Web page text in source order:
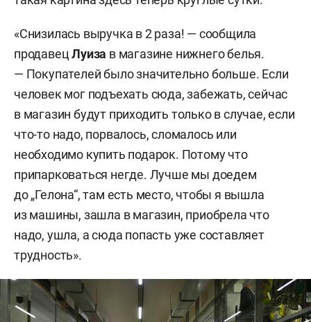
«Снизилась выручка в 2 раза! — сообщила
продавецЛуиза в магазине нижнего белья.
— Покупателей было значительно больше. Если
человек мог подъехать сюда, забежать, сейчас
в магазин будут приходить только в случае, если
что-то надо, порвалось, сломалось или
необходимо купить подарок. Потому что
припарковаться негде. Лучше мы доедем
до „Гелона“, там есть место, чтобы я вышла
из машины, зашла в магазин, приобрела что
надо, ушла, а сюда попасть уже составляет
трудность».